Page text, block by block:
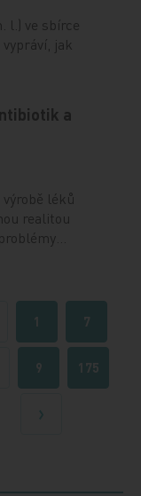
l.) ve sbírce
jak
a
léků
realitou
1 7
9 175
Další